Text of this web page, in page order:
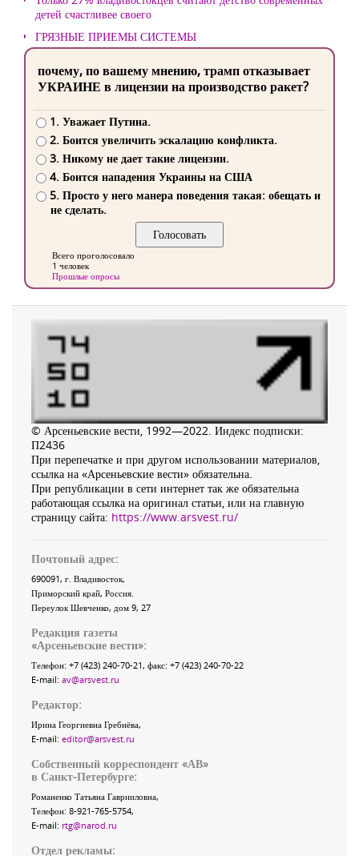
детей счастливее своего
ГРЯЗНЫЕ ПРИЕМЫ СИСТЕМЫ
почему, по вашему мнению, трамп отказывает
УКРАИНЕ в лицензии на производство ракет?
1. Уважает Путина.
2. Боится увеличить эскалацию конфликта.
3. Никому не дает такие лицензии.
4. Боится нападения Украины на США
5. Просто у него манера поведения такая: обещать и
не сделать.
Всего проголосовало
1 человек
Прошлые опросы
© Арсеньевские вести, 1992—2022. Индекс подписки:
П2436
При перепечатке и при другом использовании материалов,
ссылка на «Арсеньевские вести» обязательна.
При републикации в сети интернет так же обязательна
работающая ссылка на оригинал статьи, или на главную
страницу сайта: https://www.arsvest.ru/
Почтовый адрес:
690091, г. Владивосток,
Приморский край, Россия.
Переулок Шевченко, дом 9, 27
Редакция газеты
«Арсеньевские вести»:
Телефон: +7 (423) 240-70-21, факс: +7 (423) 240-70-22
E-mail: av@arsvest.ru
Редактор:
Ирина Георгиевна Гребнёва,
E-mail: editor@arsvest.ru
Собственный корреспондент «АВ»
в Санкт-Петербурге:
Романенко Татьяна Гаврииловна,
Телефон: 8-921-765-5754,
E-mail: rtg@narod.ru
Отдел рекламы: